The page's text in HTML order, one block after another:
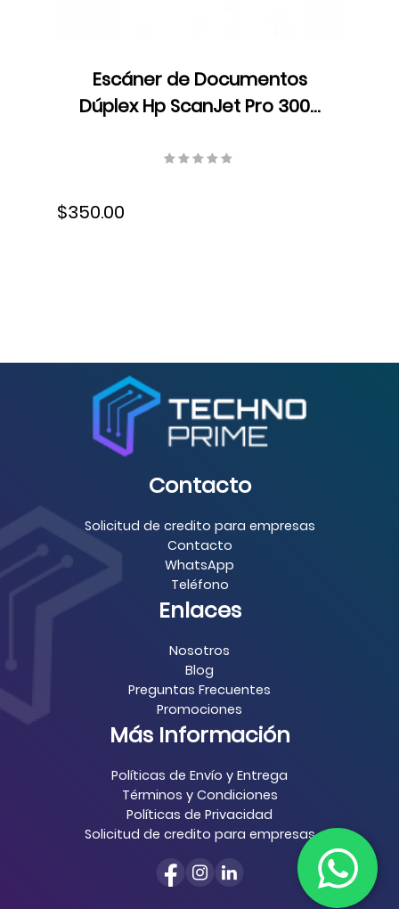
Escáner de Documentos
Dúplex Hp ScanJet Pro 3000
ppm/80 ipm, Resolución 300
$350.00
Contacto
Solicitud de credito para empresas
Contacto
WhatsApp
Teléfono
Enlaces
Nosotros
Blog
Preguntas Frecuentes
Promociones
Más Información
Políticas de Envío y Entrega
Términos y Condiciones
Políticas de Privacidad
Solicitud de credito para empresas